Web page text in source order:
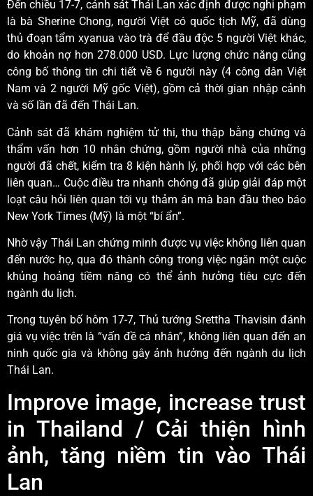
Đến chiều 17-7, cảnh sát Thái Lan xác định được nghi phạm
là bà Sherine Chong, người Việt có quốc tịch Mỹ, đã dùng
thủ đoạn tẩm xyanua vào trà để đầu độc 5 người Việt khác,
do khoản nợ hơn 278.000 USD. Lực lượng chức năng cũng
công bố thông tin chi tiết về 6 người này (4 công dân Việt
Nam và 2 người Mỹ gốc Việt), gồm cả thời gian nhập cảnh
và số lần đã đến Thái Lan.
Cảnh sát đã khám nghiệm tử thi, thu thập bằng chứng và
thẩm vấn hơn 10 nhân chứng, gồm người nhà của những
người đã chết, kiểm tra 8 kiện hành lý, phối hợp với các bên
liên quan… Cuộc điều tra nhanh chóng đã giúp giải đáp một
loạt câu hỏi liên quan tới vụ thảm án mà ban đầu theo báo
New York Times (Mỹ) là một “bí ẩn”.
Nhờ vậy Thái Lan chứng minh được vụ việc không liên quan
đến nước họ, qua đó thành công trong việc ngăn một cuộc
khủng hoảng tiềm năng có thể ảnh hưởng tiêu cực đến
ngành du lịch.
Trong tuyên bố hôm 17-7, Thủ tướng Srettha Thavisin đánh
giá vụ việc trên là “vấn đề cá nhân”, không liên quan đến an
ninh quốc gia và không gây ảnh hưởng đến ngành du lịch
Thái Lan.
Improve image, increase trust
in Thailand / Cải thiện hình
ảnh, tăng niềm tin vào Thái
Lan